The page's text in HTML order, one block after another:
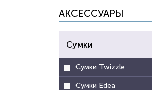
АКСЕССУАРЫ
Сумки
Сумки Twizzle
Сумки Edea